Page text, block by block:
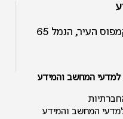
בניין עמיר, אוניברסיטת חיפה, קמפוס העיר, הנמל 65
המחשב והמידע
המחשב והמידע